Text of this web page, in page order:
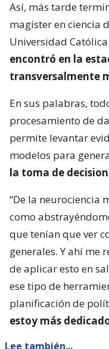
Así, más tarde
magíster en ciencia
Universidad Católica
encontró en la
transversalmente
En sus palabras,
procesamiento de
permite levantar
modelos para
la toma de
“De la neurociencia
como
que tenían que ver
generales. Y ahí me
de aplicar esto en
ese tipo de
planificación de
estoy más
Lee también...